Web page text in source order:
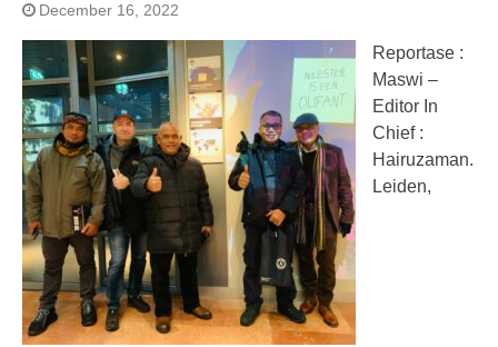
December 16, 2022
Reportase :
Maswi –
Editor In
Chief :
Hairuzaman.
Leiden,